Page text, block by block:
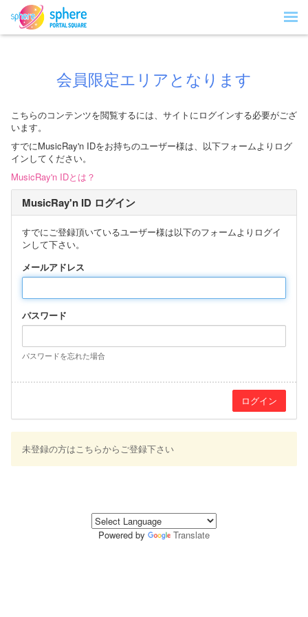
会員限定エリアとなります
こちらのコンテンツを閲覧するには、サイトにログインする必要がござ
います。
すでにMusicRay'n IDをお持ちのユーザー様は、以下フォームよりログ
インしてください。
MusicRay'n IDとは？
MusicRay'n ID ログイン
すでにご登録頂いているユーザー様は以下のフォームよりログイ
ンして下さい。
メールアドレス
パスワード
パスワードを忘れた場合
未登録の方はこちらからご登録下さい
Powered by Translate